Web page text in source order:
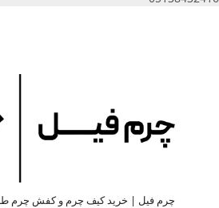
چرم فیل | خرید کیف چرم و کفش چرم